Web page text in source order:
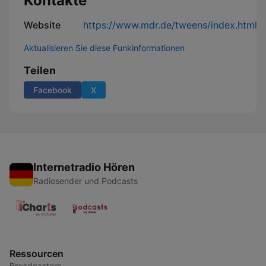
Website https://www.mdr.de/tweens/index.html
Aktualisieren Sie diese Funkinformationen
Teilen
Facebook X
Internetradio Hören
Radiosender und Podcasts
Ressourcen